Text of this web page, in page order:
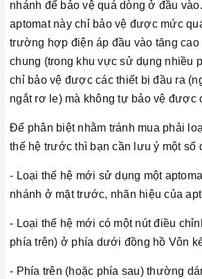
nhánh để bảo vệ quá dòng ở đầu
aptomat này chỉ bảo vệ được mức
trường hợp điện áp đầu vào tăng cao
chung (trong khu vực sử dụng nhiều
chỉ bảo vệ được các thiết bị đầu ra
ngắt rơ le) mà không tự bảo vệ được
Để phân biệt nhằm tránh mua phải
thế hệ trước thì bạn cần lưu ý một số
- Loại thế hệ mới sử dụng một
nhánh ở mặt trước, nhãn hiệu của
- Loại thế hệ mới có một nút điều
phía trên) ở phía dưới đồng hồ Vôn
- Phía trên (hoặc phía sau) thường